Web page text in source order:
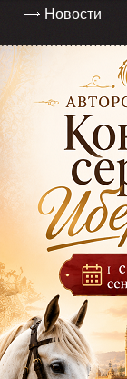
Новости